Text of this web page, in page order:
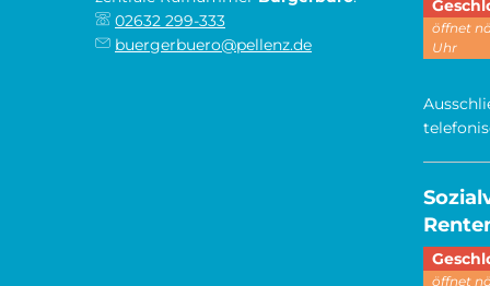
02632 299-333
buergerbuero@pellenz.de
öffnet
Uhr
öffnet